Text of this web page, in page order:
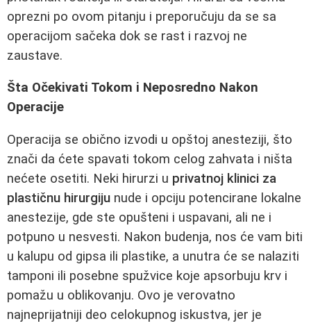
oprezni po ovom pitanju i preporučuju da se sa
operacijom sačeka dok se rast i razvoj ne
zaustave.
Šta Očekivati Tokom i Neposredno Nakon
Operacije
Operacija se obično izvodi u opštoj anesteziji, što
znači da ćete spavati tokom celog zahvata i ništa
nećete osetiti. Neki hirurzi u privatnoj klinici za
plastičnu hirurgiju nude i opciju potencirane lokalne
anestezije, gde ste opušteni i uspavani, ali ne i
potpuno u nesvesti. Nakon budenja, nos će vam biti
u kalupu od gipsa ili plastike, a unutra će se nalaziti
tamponi ili posebne spužvice koje apsorbuju krv i
pomažu u oblikovanju. Ovo je verovatno
najneprijatniji deo celokupnog iskustva, jer je